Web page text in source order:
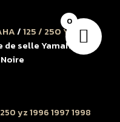
/125 / 250 YZ /125
selle Yamaha 125
0